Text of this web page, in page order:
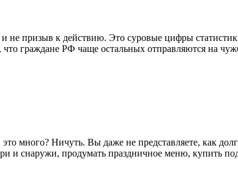
не призыв к действию. Это суровые цифры
граждане РФ чаще остальных отправляются на
много? Ничуть. Вы даже не представляете, как
и снаружи, продумать праздничное меню, купить